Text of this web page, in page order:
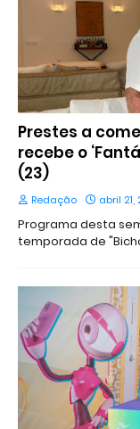
Prestes a
recebe o
(23)
Redação abril 21,
Programa desta
temporada de